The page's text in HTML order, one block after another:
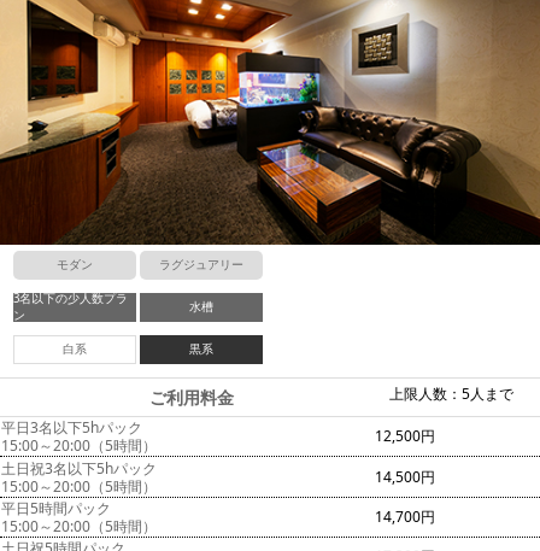
モダン ラグジュアリー
3名以下の少人数プラ
ン
水槽
白系 黒系
上限人数：5人まで
ご利用料金
平日3名以下5hパック
15:00～20:00（5時間）
12,500円
土日祝3名以下5hパック
15:00～20:00（5時間）
14,500円
平日5時間パック
15:00～20:00（5時間）
14,700円